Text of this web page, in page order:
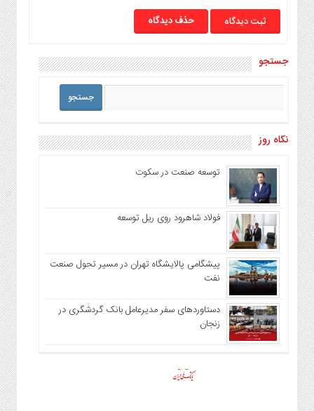
حذف دیدگاه
جستجو
نگاه روز
توسعه صنعت در سکوت
فولاد شاهرود روی ریل توسعه
پیشگامی پالایشگاه تهران در مسیر تحول صنعت
نفت
دستاوردهای سفر مدیرعامل بانک گردشگری در
زنجان